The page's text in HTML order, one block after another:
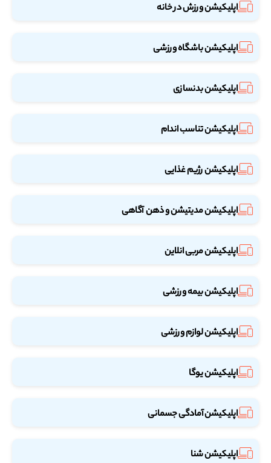
اپلیکیشن ورزش در خانه
اپلیکیشن باشگاه ورزشی
اپلیکیشن بدنسازی
اپلیکیشن تناسب اندام
اپلیکیشن رژیم غذایی
اپلیکیشن مدیتیشن و ذهن آگاهی
اپلیکیشن مربی انلاین
اپلیکیشن بیمه ورزشی
اپلیکیشن لوازم ورزشی
اپلیکیشن یوگا
اپلیکیشن آمادگی جسمانی
اپلیکیشن شنا